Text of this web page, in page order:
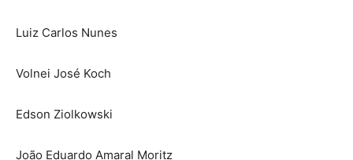
Luiz Carlos Nunes
Volnei José Koch
Edson Ziolkowski
João Eduardo Amaral Moritz